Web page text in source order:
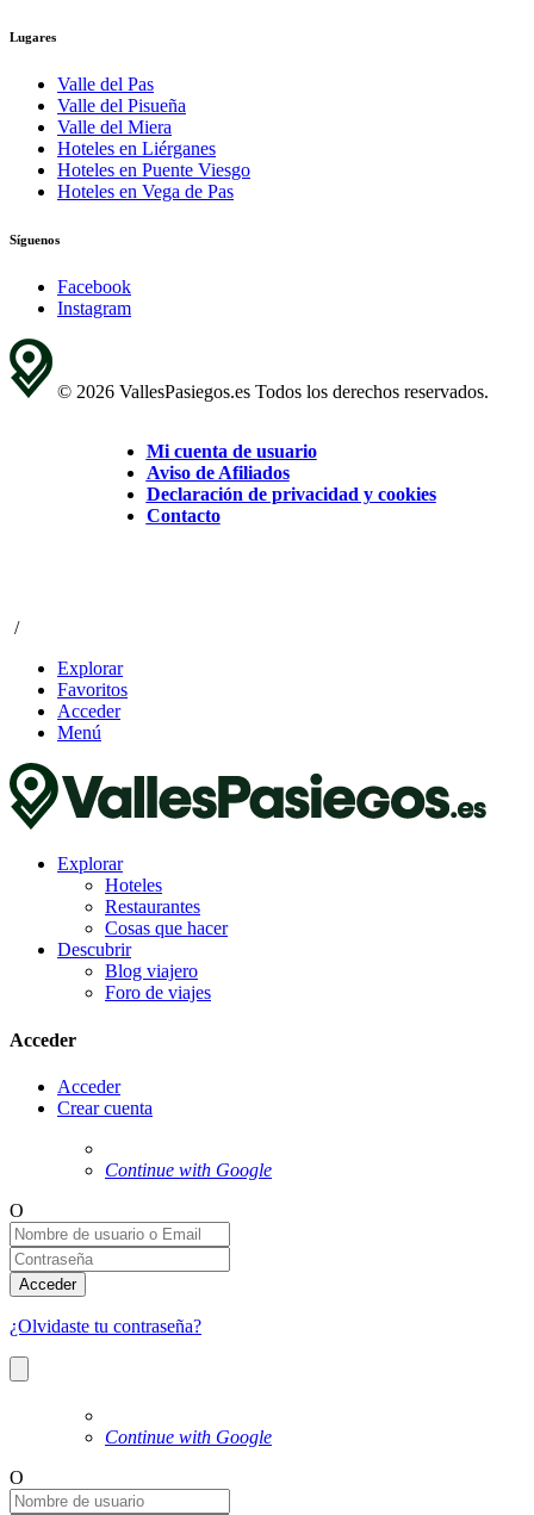
Lugares
Valle del Pas
Valle del Pisueña
Valle del Miera
Hoteles en Liérganes
Hoteles en Puente Viesgo
Hoteles en Vega de Pas
Síguenos
Facebook
Instagram
© 2026 VallesPasiegos.es Todos los derechos reservados.
Mi cuenta de usuario
Aviso de Afiliados
Declaración de privacidad y cookies
Contacto
/
Explorar
Favoritos
Acceder
Menú
Explorar
Hoteles
Restaurantes
Cosas que hacer
Descubrir
Blog viajero
Foro de viajes
Acceder
Acceder
Crear cuenta
Continue with Google
O
Acceder
¿Olvidaste tu contraseña?
Continue with Google
O